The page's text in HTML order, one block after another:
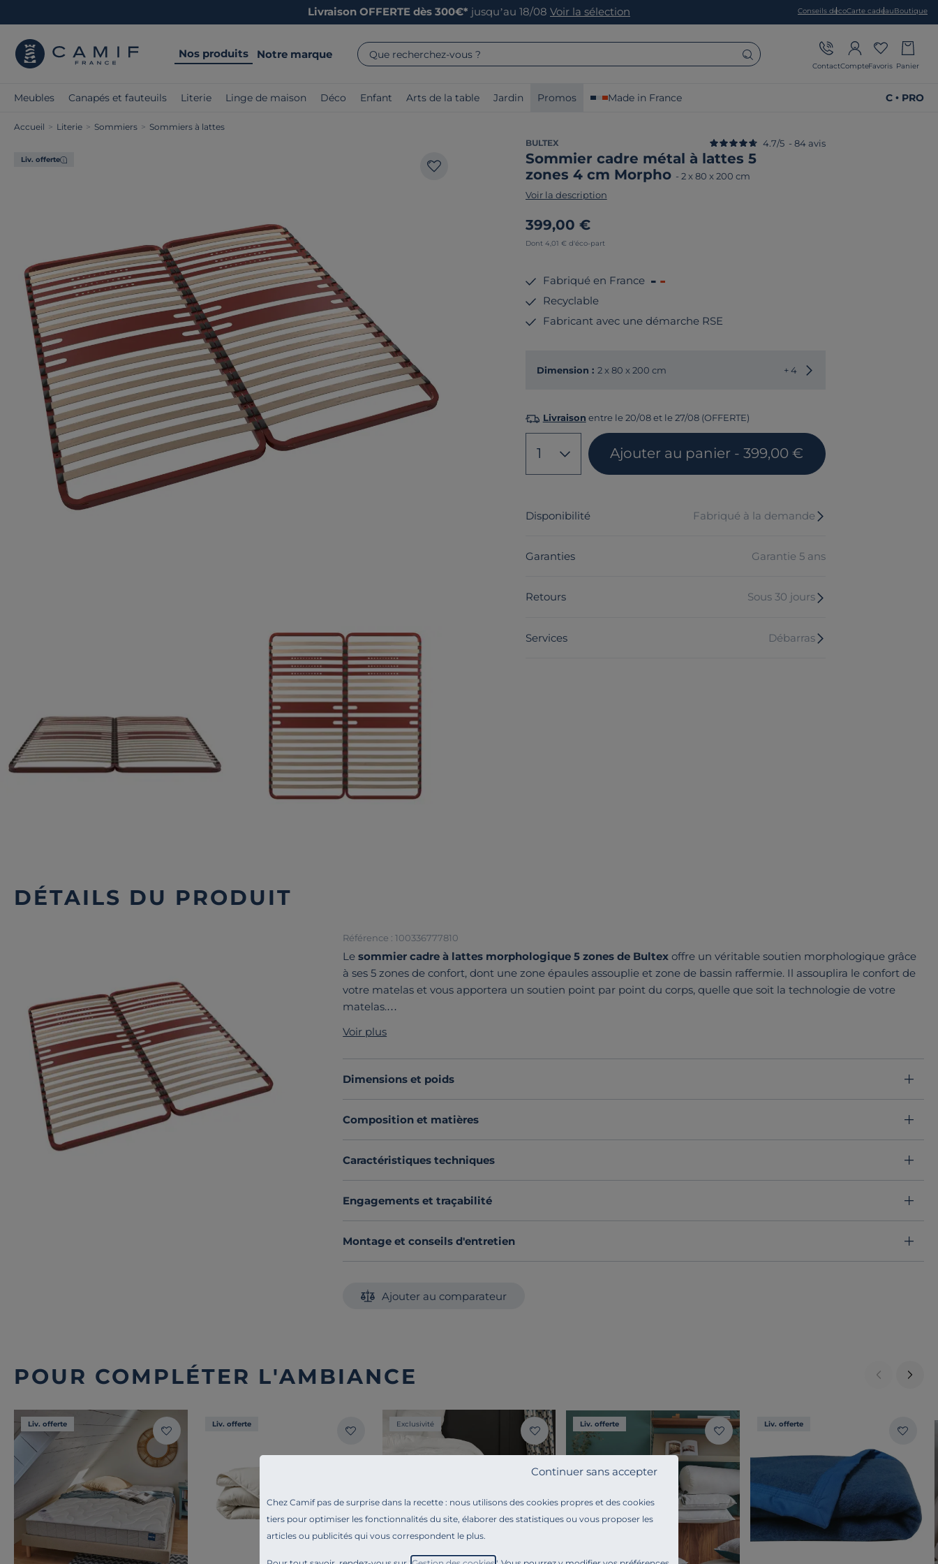
Chez Camif pas de surprise dans la recette : nous utilisons des cookies propres et des cookies
tiers pour optimiser les fonctionnalités du site, élaborer des statistiques ou vous proposer les
articles ou publicités qui vous correspondent le plus.
Continuer sans accepter
Livraison OFFERTE dès 300€* jusqu’au 18/08 Voir la sélection Conseils décoCarte cadeauBoutique
Nos produits Notre marque Que recherchez-vous ?
ContactCompteFavoris Panier
Meubles Canapés et fauteuils Literie Linge de maison Déco Enfant Arts de la table Jardin Promos Made in France C • PRO
Accueil > Literie > Sommiers > Sommiers à lattes
Liv. offerte
BULTEX
Sommier cadre métal à lattes 5
zones 4 cm Morpho - 2 x 80 x 200 cm
4.7/5 - 84 avis
Voir la description
399,00 €
Dont 4,01 € d'éco-part
Fabriqué en France
Recyclable
Fabricant avec une démarche RSE
Dimension : 2 x 80 x 200 cm + 4 Choisir une autre dimension
Livraison entre le 20/08 et le 27/08 (OFFERTE)
1 Ajouter au panier - 399,00 €
Disponibilité Fabriqué à la demande
Garanties Garantie 5 ans
Retours Sous 30 jours
Services Débarras
DÉTAILS DU PRODUIT
Référence : 100336777810
Lesommier cadre à lattes morphologique 5 zones de Bultex offre un véritable soutien morphologique grâce
à ses 5 zones de confort, dont une zone épaules assouplie et zone de bassin raffermie. Il assouplira le confort de
votre matelas et vous apportera un soutien point par point du corps, quelle que soit la technologie de votre
matelas.
Découvrez toute notre sélection :
Voir plus
Dimensions et poids
Composition et matières
Caractéristiques techniques
Engagements et traçabilité
Montage et conseils d'entretien
Ajouter au comparateur
POUR COMPLÉTER L'AMBIANCE
Liv. offerte Liv. offerte Exclusivité Liv. offerte Liv. offerte